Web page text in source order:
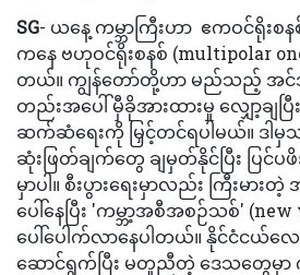
SG- ယနေ့ ကမ္ဘာကြီးဟာ ဧကဝင်ရိုးစန
ကနေ ဗဟုဝင်ရိုးစနစ် (multipolar
တယ်။ ကျွန်တော်တို့ဟာ မည်သည့် အင်အ
တည်းအပေါ် မှီခိုအားထားမှု လျှော့ချ
ဆက်ဆံရေးကို မြှင့်တင်ရပါမယ်။ ဒါမှ
ဆုံးဖြတ်ချက်တွေ ချမှတ်နိုင်ပြီး ပြင်
မှာပါ။ စီးပွားရေးမှာလည်း ကြီးမား
ပေါ်နေပြီး 'ကမ္ဘာ့အစီအစဉ်သစ်' (new
ပေါ်ပေါက်လာနေပါတယ်။ နိုင်ငံငယ်လေ
ဆောင်ရွက်ပြီး မတူညီတဲ့ ဒေသတွေမှာ